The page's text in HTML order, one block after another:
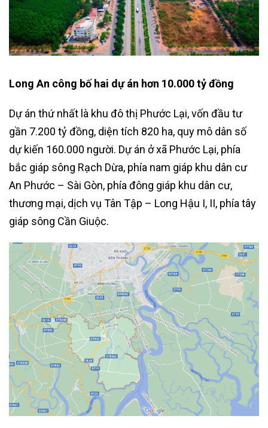
Long An công bố hai dự án hơn 10.000 tỷ đồng
Dự án thứ nhất là khu đô thị Phước Lại, vốn đầu tư
gần 7.200 tỷ đồng, diện tích 820 ha, quy mô dân số
dự kiến 160.000 người. Dự án ở xã Phước Lại, phía
bắc giáp sông Rạch Dừa, phía nam giáp khu dân cư
An Phước – Sài Gòn, phía đông giáp khu dân cư,
thương mại, dịch vụ Tân Tập – Long Hậu I, II, phía tây
giáp sông Cần Giuộc.